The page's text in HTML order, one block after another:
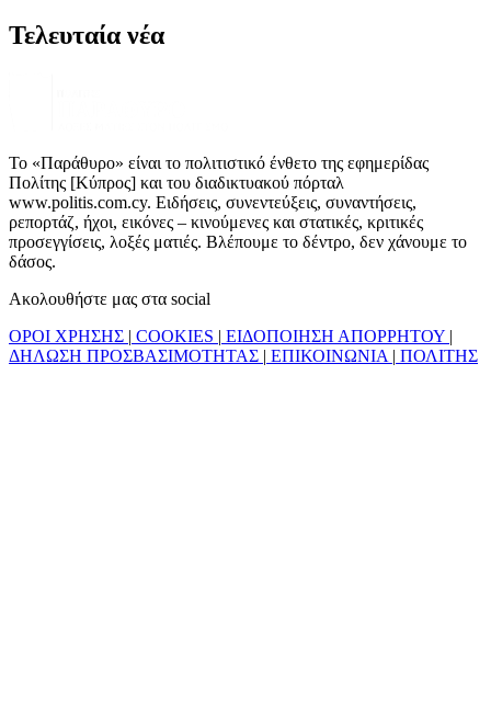
Τελευταία νέα
Το «Παράθυρο» είναι το πολιτιστικό ένθετο της εφημερίδας
Πολίτης [Κύπρος] και του διαδικτυακού πόρταλ
www.politis.com.cy. Ειδήσεις, συνεντεύξεις, συναντήσεις,
ρεπορτάζ, ήχοι, εικόνες – κινούμενες και στατικές, κριτικές
προσεγγίσεις, λοξές ματιές. Βλέπουμε το δέντρο, δεν χάνουμε το
δάσος.
Ακολουθήστε μας στα social
ΟΡΟΙ ΧΡΗΣΗΣ | COOKIES | ΕΙΔΟΠΟΙΗΣΗ ΑΠΟΡΡΗΤΟΥ |
ΔΗΛΩΣΗ ΠΡΟΣΒΑΣΙΜΟΤΗΤΑΣ | ΕΠΙΚΟΙΝΩΝΙΑ | ΠΟΛΙΤΗΣ